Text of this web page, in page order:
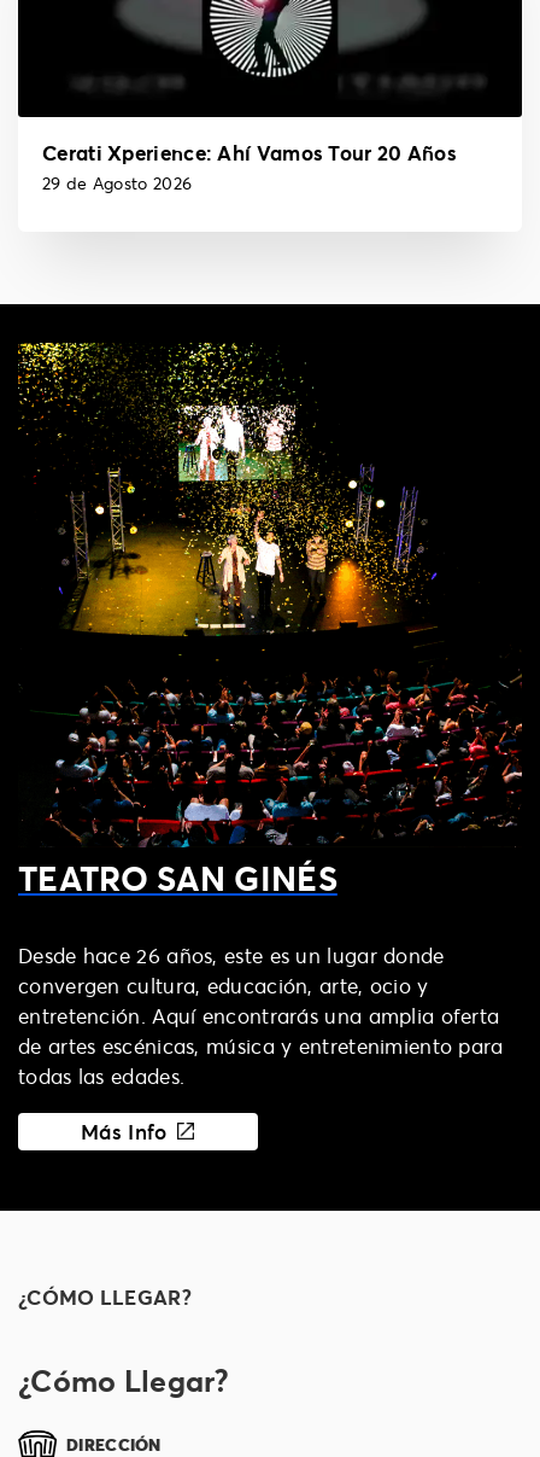
Cerati Xperience: Ahí Vamos Tour 20 Años
29 de Agosto 2026
TEATRO SAN GINÉS
Desde hace 26 años, este es un lugar donde
convergen cultura, educación, arte, ocio y
entretención. Aquí encontrarás una amplia oferta
de artes escénicas, música y entretenimiento para
todas las edades.
Más Info
¿CÓMO LLEGAR?
¿Cómo Llegar?
DIRECCIÓN